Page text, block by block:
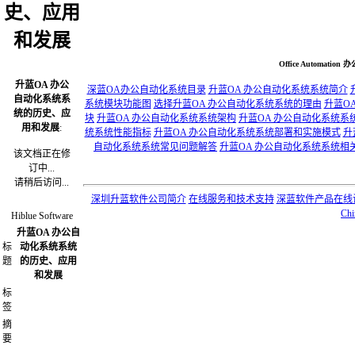
史、应用
和发展
升蓝OA 办公
自动化系统系
统的历史、应
用和发展:
该文档正在修
订中...
请稍后访问...
Hiblue Software
标
题
升蓝OA 办公自
动化系统系统
的历史、应用
和发展
标
签
摘
要
Office Automation 办
深蓝OA办公自动化系统目录 升蓝OA 办公自动化系统系统简介
系统模块功能图 选择升蓝OA 办公自动化系统系统的理由 升蓝
块 升蓝OA 办公自动化系统系统架构 升蓝OA 办公自动化系统系
统系统性能指标 升蓝OA 办公自动化系统系统部署和实施模式 升
自动化系统系统常见问题解答 升蓝OA 办公自动化系统系统相
深圳升蓝软件公司简介 在线服务和技术支持 深蓝软件产品在线